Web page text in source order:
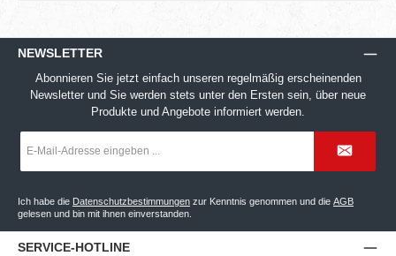
NEWSLETTER
Abonnieren Sie jetzt einfach unseren regelmäßig erscheinenden
Newsletter und Sie werden stets unter den Ersten sein, über neue
Produkte und Angebote informiert werden.
Mail-
*
Ich habe die Datenschutzbestimmungen zur Kenntnis genommen und die AGB
gelesen und bin mit ihnen einverstanden.
SERVICE-HOTLINE